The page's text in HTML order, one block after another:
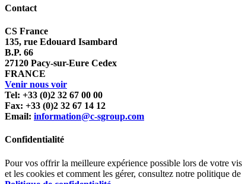
Contact
CS France
135, rue Edouard Isambard
B.P. 66
27120 Pacy-sur-Eure Cedex
FRANCE
Venir nous voir
Tel: +33 (0)2 32 67 00 00
Fax: +33 (0)2 32 67 14 12
Email: information@c-sgroup.com
Confidentialité
Pour vos offrir la meilleure expérience possible lors de votre
et les cookies et comment les gérer, consultez notre politique